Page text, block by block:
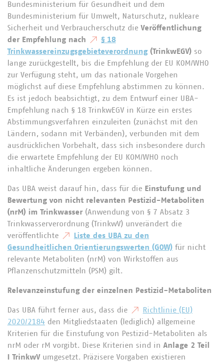
Bundesministerium für Gesundheit und dem
Bundesministerium für Umwelt, Naturschutz, nukleare
Sicherheit und Verbraucherschutz die Veröffentlichung
der Empfehlung nach
§ 18
Trinkwassereinzugsgebieteverordnung (TrinkwEGV) so
lange zurückgestellt, bis die Empfehlung der EU KOM/WHO
zur Verfügung steht, um das nationale Vorgehen
möglichst auf diese Empfehlung abstimmen zu können.
Es ist jedoch beabsichtigt, zu dem Entwurf einer UBA-
Empfehlung nach § 18 TrinkwEGV in Kürze ein erstes
Abstimmungsverfahren einzuleiten (zunächst mit den
Ländern, sodann mit Verbänden), verbunden mit dem
ausdrücklichen Vorbehalt, dass sich insbesondere durch
die erwartete Empfehlung der EU KOM/WHO noch
inhaltliche Änderungen ergeben können.
Das UBA weist darauf hin, dass für die Einstufung und
Bewertung von nicht relevanten Pestizid-Metaboliten
(nrM) im Trinkwasser (Anwendung von § 7 Absatz 3
Trinkwasserverordnung (TrinkwV) unverändert die
veröffentlichte
Liste des UBA zu den
Gesundheitlichen Orientierungswerten (GOW) für nicht
relevante Metaboliten (nrM) von Wirkstoffen aus
Pflanzenschutzmitteln (PSM) gilt.
Relevanzeinstufung der einzelnen Pestizid-Metaboliten
Das UBA führt ferner aus, dass die
Richtlinie (EU)
2020/2184 den Mitgliedstaaten (lediglich) allgemeine
Kriterien für die Einstufung von Pestizid-Metaboliten als
nrM oder rM vorgibt. Diese Kriterien sind in Anlage 2 Teil
I TrinkwV umgesetzt. Präzisere Vorgaben existieren